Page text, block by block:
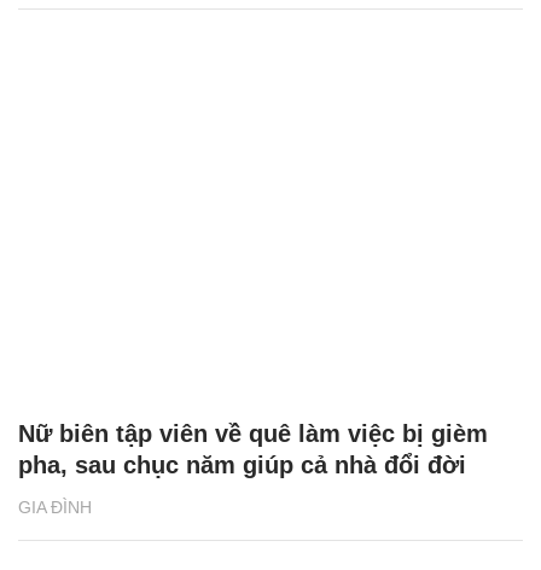
GIA ĐÌNH
Nữ biên tập viên về quê làm việc bị gièm
pha, sau chục năm giúp cả nhà đổi đời